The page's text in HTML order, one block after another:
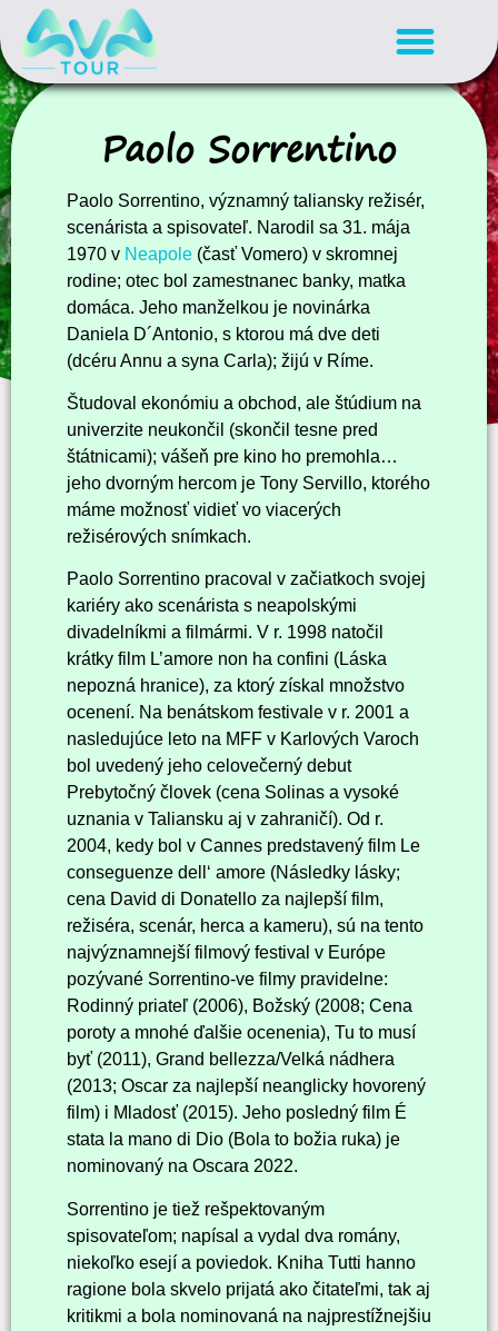
Paolo Sorrentino
Paolo Sorrentino, významný taliansky režisér,
scenárista a spisovateľ. Narodil sa 31. mája
1970 v Neapole (časť Vomero) v skromnej
rodine; otec bol zamestnanec banky, matka
domáca. Jeho manželkou je novinárka
Daniela D´Antonio, s ktorou má dve deti
(dcéru Annu a syna Carla); žijú v Ríme.
Študoval ekonómiu a obchod, ale štúdium na
univerzite neukončil (skončil tesne pred
štátnicami); vášeň pre kino ho premohla…
jeho dvorným hercom je Tony Servillo, ktorého
máme možnosť vidieť vo viacerých
režisérových snímkach.
Paolo Sorrentino pracoval v začiatkoch svojej
kariéry ako scenárista s neapolskými
divadelníkmi a filmármi. V r. 1998 natočil
krátky film L’amore non ha confini (Láska
nepozná hranice), za ktorý získal množstvo
ocenení. Na benátskom festivale v r. 2001 a
nasledujúce leto na MFF v Karlových Varoch
bol uvedený jeho celovečerný debut
Prebytočný človek (cena Solinas a vysoké
uznania v Taliansku aj v zahraničí). Od r.
2004, kedy bol v Cannes predstavený film Le
conseguenze dell‘ amore (Následky lásky;
cena David di Donatello za najlepší film,
režiséra, scenár, herca a kameru), sú na tento
najvýznamnejší filmový festival v Európe
pozývané Sorrentino-ve filmy pravidelne:
Rodinný priateľ (2006), Božský (2008; Cena
poroty a mnohé ďalšie ocenenia), Tu to musí
byť (2011), Grand bellezza/Velká nádhera
(2013; Oscar za najlepší neanglicky hovorený
film) i Mladosť (2015). Jeho posledný film É
stata la mano di Dio (Bola to božia ruka) je
nominovaný na Oscara 2022.
Sorrentino je tiež rešpektovaným
spisovateľom; napísal a vydal dva romány,
niekoľko esejí a poviedok. Kniha Tutti hanno
ragione bola skvelo prijatá ako čitateľmi, tak aj
kritikmi a bola nominovaná na najprestížnejšiu